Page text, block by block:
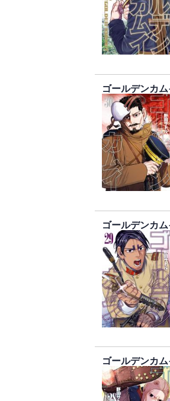
ゴールデンカ
ゴールデンカ
ゴールデンカ